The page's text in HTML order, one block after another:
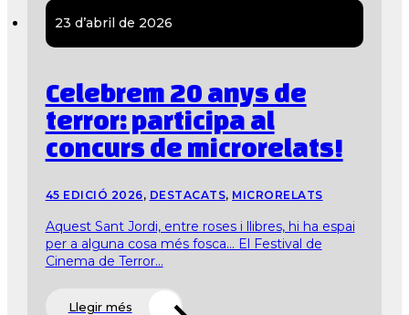
23 d’abril de 2026
Celebrem 20 anys de
terror: participa al
concurs de microrelats!
45 EDICIÓ 2026, DESTACATS, MICRORELATS
Aquest Sant Jordi, entre roses i llibres, hi ha espai
per a alguna cosa més fosca… El Festival de
Cinema de Terror...
Llegir més